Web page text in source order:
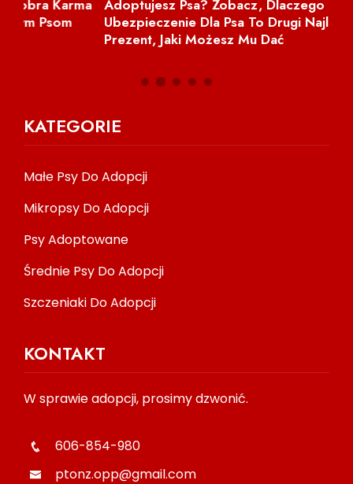
Adoptujesz Psa? Zobacz, Dlaczego
Ubezpieczenie Dla Psa To Drugi Najlepszy
Prezent, Jaki Możesz Mu Dać
KATEGORIE
Małe Psy Do Adopcji
Mikropsy Do Adopcji
Psy Adoptowane
Średnie Psy Do Adopcji
Szczeniaki Do Adopcji
KONTAKT
W sprawie adopcji, prosimy dzwonić.
606-854-980
ptonz.opp@gmail.com